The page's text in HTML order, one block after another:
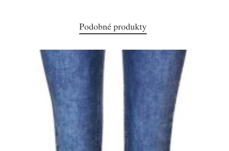
Podobné produkty